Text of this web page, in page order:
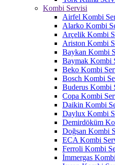
Kombi Servisi
Airfel Kombi
Alarko Kombi
Arçelik Kombi
Ariston Kombi
Baykan Kombi
Baymak Kombi
Beko Kombi
Bosch Kombi
Buderus Kombi
Copa Kombi
Daikin Kombi
Daylux Kombi
Demirdöküm
Doğsan Kombi
ECA Kombi
Ferroli Kombi
İmmergas